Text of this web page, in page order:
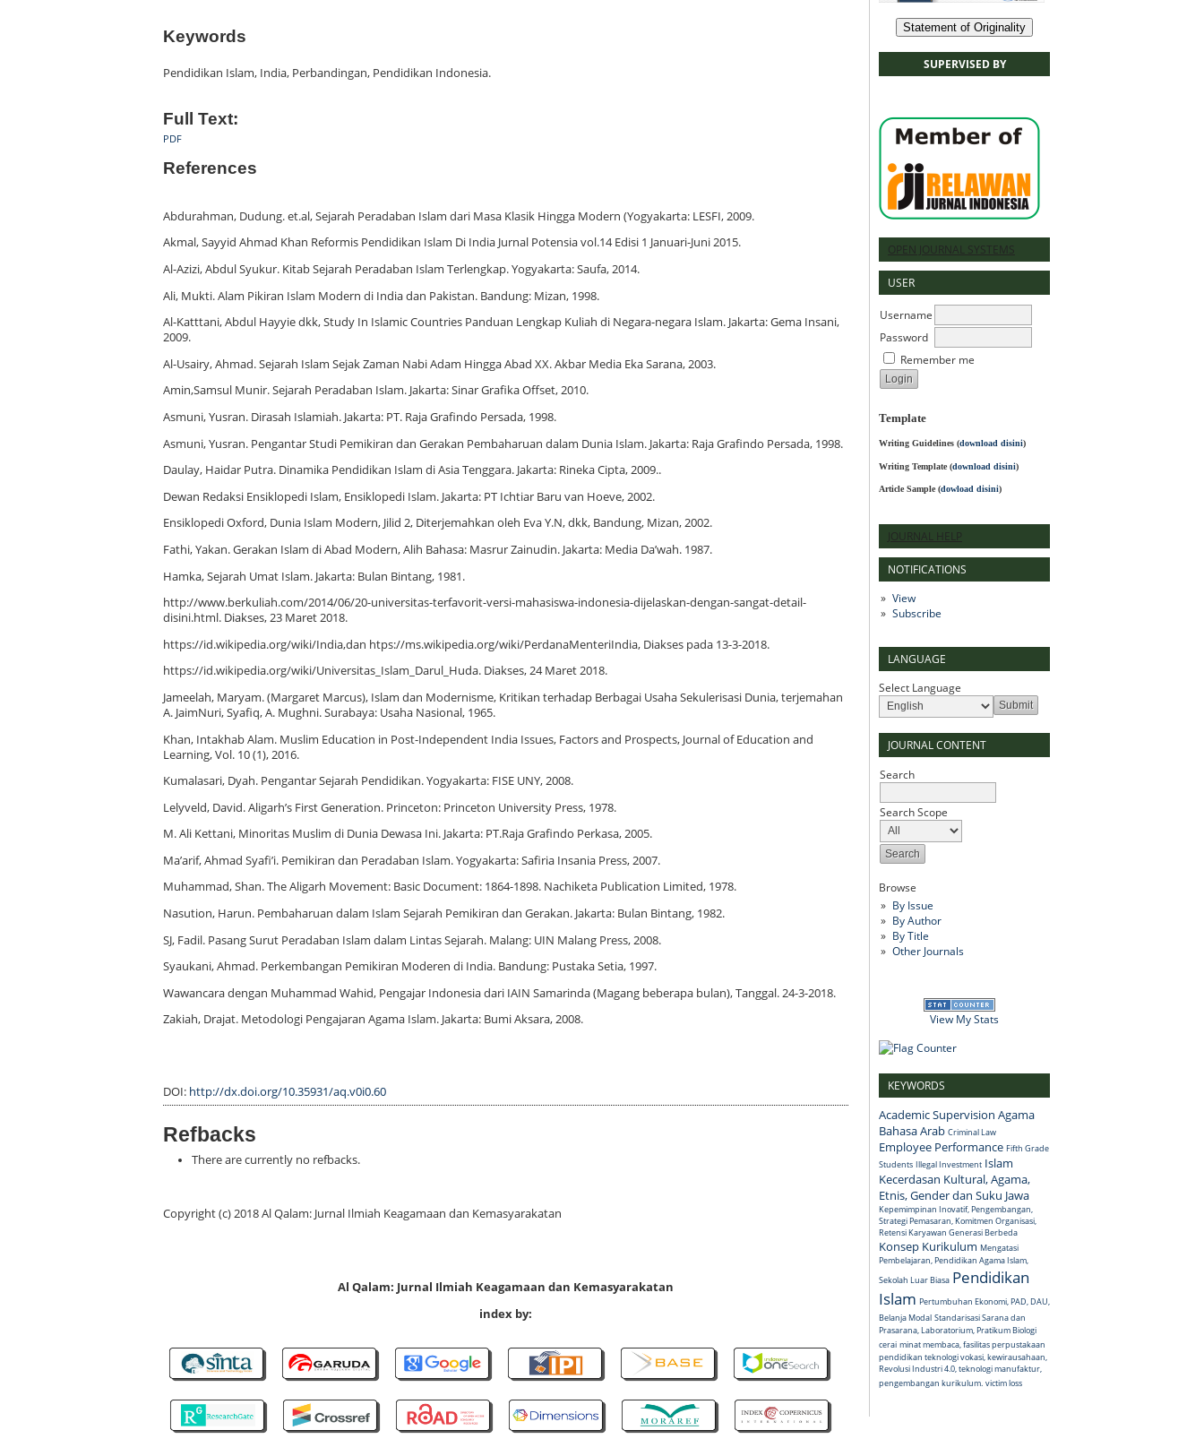
Statement of Originality
SUPERVISED BY
OPEN JOURNAL SYSTEMS
USER
Username
Password
Remember me
Template
Writing Guidelines (download disini)
Writing Template (download disini)
Article Sample (dowload disini)
JOURNAL HELP
NOTIFICATIONS
View
Subscribe
LANGUAGE
Select Language
JOURNAL CONTENT
Search
Search Scope
Browse
By Issue
By Author
By Title
Other Journals
View My Stats
KEYWORDS
Academic Supervision Agama
Bahasa Arab Criminal Law
Employee Performance Fifth Grade
Students Illegal Investment Islam
Kecerdasan Kultural, Agama,
Etnis, Gender dan Suku Jawa
Kepemimpinan Inovatif, Pengembangan,
Strategi Pemasaran, Komitmen Organisasi,
Retensi Karyawan Generasi Berbeda
Konsep Kurikulum Mengatasi
Pembelajaran, Pendidikan Agama Islam,
Sekolah Luar Biasa Pendidikan
Islam Pertumbuhan Ekonomi, PAD, DAU,
Belanja Modal Standarisasi Sarana dan
Prasarana, Laboratorium, Pratikum Biologi
cerai minat membaca, fasilitas perpustakaan
pendidikan teknologi vokasi, kewirausahaan,
Revolusi Industri 4.0, teknologi manufaktur,
pengembangan kurikulum. victim loss
Keywords
Pendidikan Islam, India, Perbandingan, Pendidikan Indonesia.
Full Text:
PDF
References
Abdurahman, Dudung. et.al, Sejarah Peradaban Islam dari Masa Klasik Hingga Modern (Yogyakarta: LESFI, 2009.
Akmal, Sayyid Ahmad Khan Reformis Pendidikan Islam Di India Jurnal Potensia vol.14 Edisi 1 Januari-Juni 2015.
Al-Azizi, Abdul Syukur. Kitab Sejarah Peradaban Islam Terlengkap. Yogyakarta: Saufa, 2014.
Ali, Mukti. Alam Pikiran Islam Modern di India dan Pakistan. Bandung: Mizan, 1998.
Al-Katttani, Abdul Hayyie dkk, Study In Islamic Countries Panduan Lengkap Kuliah di Negara-negara Islam. Jakarta: Gema Insani,
2009.
Al-Usairy, Ahmad. Sejarah Islam Sejak Zaman Nabi Adam Hingga Abad XX. Akbar Media Eka Sarana, 2003.
Amin,Samsul Munir. Sejarah Peradaban Islam. Jakarta: Sinar Grafika Offset, 2010.
Asmuni, Yusran. Dirasah Islamiah. Jakarta: PT. Raja Grafindo Persada, 1998.
Asmuni, Yusran. Pengantar Studi Pemikiran dan Gerakan Pembaharuan dalam Dunia Islam. Jakarta: Raja Grafindo Persada, 1998.
Daulay, Haidar Putra. Dinamika Pendidikan Islam di Asia Tenggara. Jakarta: Rineka Cipta, 2009..
Dewan Redaksi Ensiklopedi Islam, Ensiklopedi Islam. Jakarta: PT Ichtiar Baru van Hoeve, 2002.
Ensiklopedi Oxford, Dunia Islam Modern, Jilid 2, Diterjemahkan oleh Eva Y.N, dkk, Bandung, Mizan, 2002.
Fathi, Yakan. Gerakan Islam di Abad Modern, Alih Bahasa: Masrur Zainudin. Jakarta: Media Da’wah. 1987.
Hamka, Sejarah Umat Islam. Jakarta: Bulan Bintang, 1981.
http://www.berkuliah.com/2014/06/20-universitas-terfavorit-versi-mahasiswa-indonesia-dijelaskan-dengan-sangat-detail-
disini.html. Diakses, 23 Maret 2018.
https://id.wikipedia.org/wiki/India,dan htps://ms.wikipedia.org/wiki/PerdanaMenteriIndia, Diakses pada 13-3-2018.
https://id.wikipedia.org/wiki/Universitas_Islam_Darul_Huda. Diakses, 24 Maret 2018.
Jameelah, Maryam. (Margaret Marcus), Islam dan Modernisme, Kritikan terhadap Berbagai Usaha Sekulerisasi Dunia, terjemahan
A. JaimNuri, Syafiq, A. Mughni. Surabaya: Usaha Nasional, 1965.
Khan, Intakhab Alam. Muslim Education in Post-Independent India Issues, Factors and Prospects, Journal of Education and
Learning, Vol. 10 (1), 2016.
Kumalasari, Dyah. Pengantar Sejarah Pendidikan. Yogyakarta: FISE UNY, 2008.
Lelyveld, David. Aligarh’s First Generation. Princeton: Princeton University Press, 1978.
M. Ali Kettani, Minoritas Muslim di Dunia Dewasa Ini. Jakarta: PT.Raja Grafindo Perkasa, 2005.
Ma’arif, Ahmad Syafi’i. Pemikiran dan Peradaban Islam. Yogyakarta: Safiria Insania Press, 2007.
Muhammad, Shan. The Aligarh Movement: Basic Document: 1864-1898. Nachiketa Publication Limited, 1978.
Nasution, Harun. Pembaharuan dalam Islam Sejarah Pemikiran dan Gerakan. Jakarta: Bulan Bintang, 1982.
SJ, Fadil. Pasang Surut Peradaban Islam dalam Lintas Sejarah. Malang: UIN Malang Press, 2008.
Syaukani, Ahmad. Perkembangan Pemikiran Moderen di India. Bandung: Pustaka Setia, 1997.
Wawancara dengan Muhammad Wahid, Pengajar Indonesia dari IAIN Samarinda (Magang beberapa bulan), Tanggal. 24-3-2018.
Zakiah, Drajat. Metodologi Pengajaran Agama Islam. Jakarta: Bumi Aksara, 2008.
DOI: http://dx.doi.org/10.35931/aq.v0i0.60
Refbacks
There are currently no refbacks.
Copyright (c) 2018 Al Qalam: Jurnal Ilmiah Keagamaan dan Kemasyarakatan
Al Qalam: Jurnal Ilmiah Keagamaan dan Kemasyarakatan
index by: